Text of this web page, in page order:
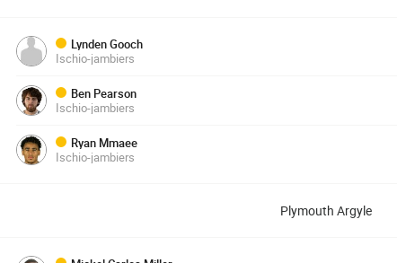
Lynden Gooch
Ischio-jambiers
Ben Pearson
Ischio-jambiers
Ryan Mmaee
Ischio-jambiers
Plymouth Argyle